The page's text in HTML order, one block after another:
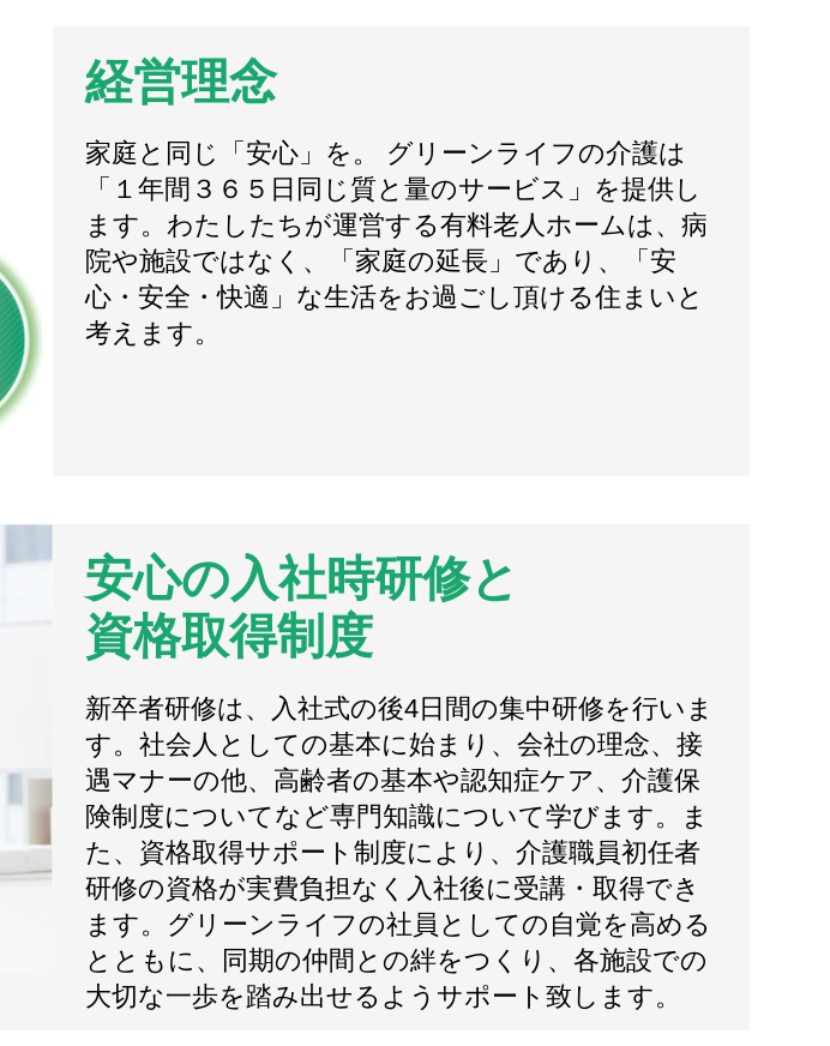
経営理念
家庭と同じ「安心」を。 グリーンライフの介護は
「１年間３６５日同じ質と量のサービス」を提供し
ます。わたしたちが運営する有料老人ホームは、病
院や施設ではなく、「家庭の延長」であり、「安
心・安全・快適」な生活をお過ごし頂ける住まいと
考えます。
安心の入社時研修と
資格取得制度
新卒者研修は、入社式の後4日間の集中研修を行いま
す。社会人としての基本に始まり、会社の理念、接
遇マナーの他、高齢者の基本や認知症ケア、介護保
険制度についてなど専門知識について学びます。ま
た、資格取得サポート制度により、介護職員初任者
研修の資格が実費負担なく入社後に受講・取得でき
ます。グリーンライフの社員としての自覚を高める
とともに、同期の仲間との絆をつくり、各施設での
大切な一歩を踏み出せるようサポート致します。